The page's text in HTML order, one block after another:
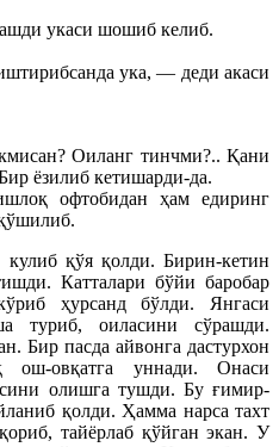
укаси шошиб келиб.
ука, — деди акаси
Оиланг тинчми?.. Қани
ёзилиб кетишарди-да.
офтобидан ҳам едиринг
қўя қолди. Бирин-кетин
Катталари бўйи баробар
ҳурсанд бўлди. Янгаси
туриб, оиласини сўрашди.
Бир пасда айвонга дастурхон
ош-овқатга уннади. Онаси
олишга тушди. Бу ғимир-
қолди. Ҳамма нарса тахт
тайёрлаб қўйган экан. У